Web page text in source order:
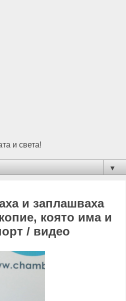
и света!
▼
и заплашваха
която има и
/ видео